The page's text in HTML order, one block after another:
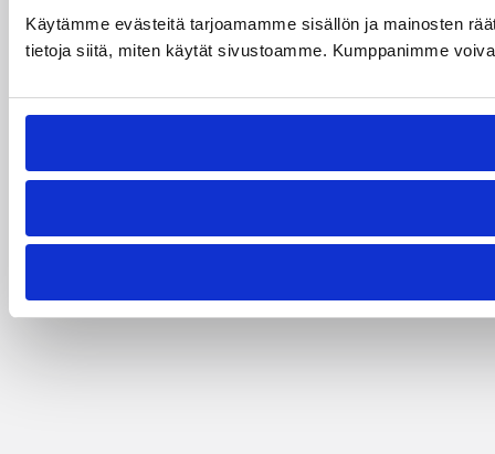
Käytämme evästeitä tarjoamamme sisällön ja mainosten
tietoja siitä, miten käytät sivustoamme. Kumppanimme